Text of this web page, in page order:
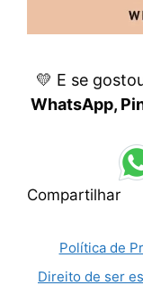
💛 E se
WhatsApp,
Compartilhar
Política de
Direito de ser